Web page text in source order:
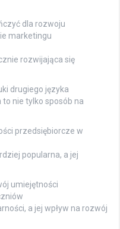
dla rozwoju
marketingu
rozwijająca się
drugiego języka
to nie tylko sposób na
przedsiębiorcze w
popularna, a jej
umiejętności
a jej wpływ na rozwój